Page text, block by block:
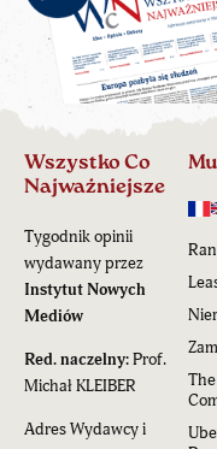
Wszystko Co
Najważniejsze
Tygodnik opinii
wydawany przez
Instytut Nowych
Mediów
Red. naczelny:Prof.
Michał KLEIBER
Adres Wydawcy i